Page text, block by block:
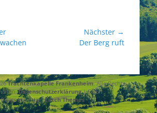
Nächster →
Der Berg ruft
Trachtenkapelle Frankenheim. Alle Rechte
Datenschutzerklärung| Catch
Responsive vonCatch Themes